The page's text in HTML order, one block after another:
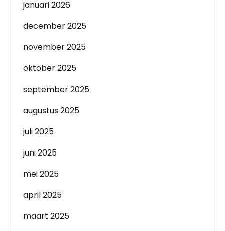
januari 2026
december 2025
november 2025
oktober 2025
september 2025
augustus 2025
juli 2025
juni 2025
mei 2025
april 2025
maart 2025